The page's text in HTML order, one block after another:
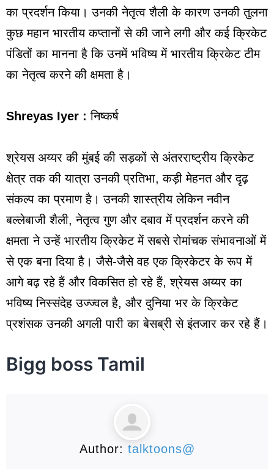
का प्रदर्शन किया। उनकी नेतृत्व शैली के कारण उनकी तुलना
कुछ महान भारतीय कप्तानों से की जाने लगी और कई क्रिकेट
पंडितों का मानना है कि उनमें भविष्य में भारतीय क्रिकेट टीम
का नेतृत्व करने की क्षमता है।
Shreyas Iyer :निष्कर्ष
श्रेयस अय्यर की मुंबई की सड़कों से अंतरराष्ट्रीय क्रिकेट
क्षेत्र तक की यात्रा उनकी प्रतिभा, कड़ी मेहनत और दृढ़
संकल्प का प्रमाण है। उनकी शास्त्रीय लेकिन नवीन
बल्लेबाजी शैली, नेतृत्व गुण और दबाव में प्रदर्शन करने की
क्षमता ने उन्हें भारतीय क्रिकेट में सबसे रोमांचक संभावनाओं में
से एक बना दिया है। जैसे-जैसे वह एक क्रिकेटर के रूप में
आगे बढ़ रहे हैं और विकसित हो रहे हैं, श्रेयस अय्यर का
भविष्य निस्संदेह उज्ज्वल है, और दुनिया भर के क्रिकेट
प्रशंसक उनकी अगली पारी का बेसब्री से इंतजार कर रहे हैं।
Bigg boss Tamil
Author: talktoons@